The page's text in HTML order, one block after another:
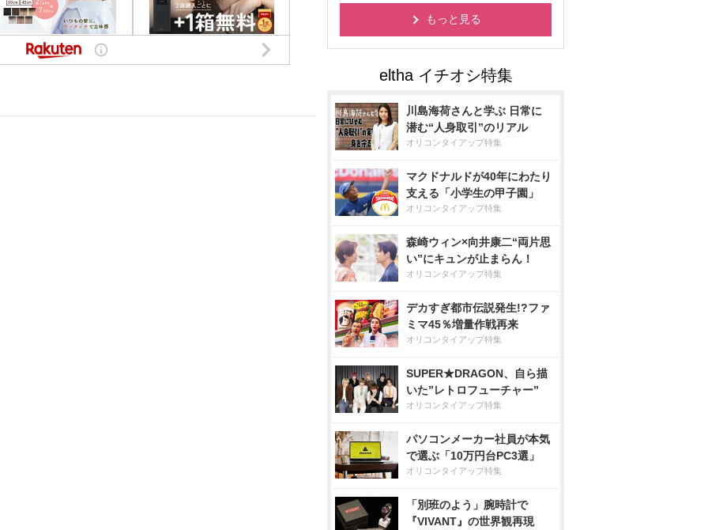
もっと見る
川島海荷さんと学ぶ 日常に
潜む“人身取引”のリアル
オリコンタイアップ特集
マクドナルドが40年にわたり
支える「小学生の甲子園」
オリコンタイアップ特集
森崎ウィン×向井康二“両片思
い”にキュンが止まらん！
オリコンタイアップ特集
デカすぎ都市伝説発生!?ファ
ミマ45％増量作戦再来
オリコンタイアップ特集
SUPER★DRAGON、自ら描
いた”レトロフューチャー”
オリコンタイアップ特集
パソコンメーカー社員が本気
で選ぶ「10万円台PC3選」
オリコンタイアップ特集
「別班のよう」腕時計で
『VIVANT』の世界観再現